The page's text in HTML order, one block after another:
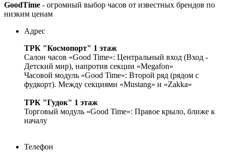
GoodTime - огромный выбор часов от известных брендов по
низким ценам
Адрес
ТРК "Космопорт" 1 этаж
Салон часов «Good Time»: Центральный вход (Вход -
Детский мир), напротив секции «Megafon»
Часовой модуль «Good Time»: Второй ряд (рядом с
фудкорт). Между секциями «Mustang» и «Zakka»
ТРК "Гудок" 1 этаж
Торговый модуль «Good Time»: Правое крыло, ближе к
началу
Телефон